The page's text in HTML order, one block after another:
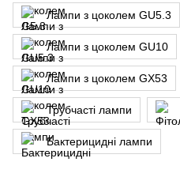
Лампи з цоколем GU5.3
Лампи з цоколем GU10
Лампи з цоколем GX53
Трубчасті лампи
Бактерицидні лампи